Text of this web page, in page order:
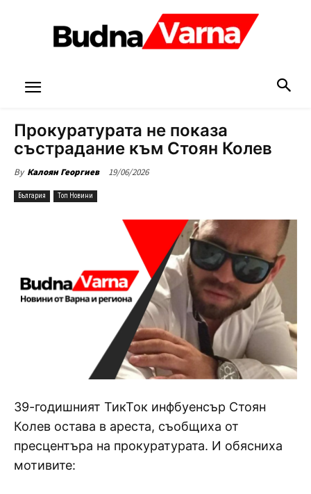
Прокуратурата не показа
състрадание към Стоян Колев
By Калоян Георгиев 19/06/2026
България Топ Новини
39-годишният ТикТок инфбуенсър Стоян
Колев остава в ареста, съобщиха от
пресцентъра на прокуратурата. И обясниха
мотивите: